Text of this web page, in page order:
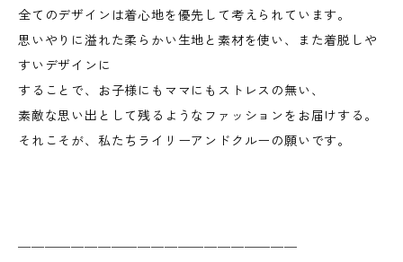
全てのデザインは着心地を優先して考えられています。
思いやりに溢れた柔らかい生地と素材を使い、また着脱しや
すいデザインに
することで、お子様にもママにもストレスの無い、
素敵な思い出として残るようなファッションをお届けする。
それこそが、私たちライリーアンドクルーの願いです。